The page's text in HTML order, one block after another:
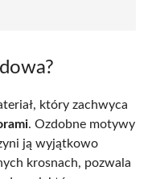
który zachwyca
. Ozdobne motywy
ją wyjątkowo
krosnach, pozwala